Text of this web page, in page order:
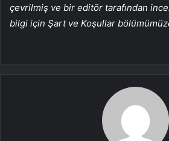
çevrilmiş ve bir editör tarafından
bilgi için Şart ve Koşullar